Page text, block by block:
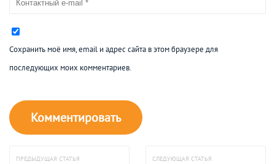
Сохранить моё имя, email и адрес сайта в этом браузере для
последующих моих комментариев.
ПРЕДЫДУЩАЯ СТАТЬЯ СЛЕДУЮЩАЯ СТАТЬЯ